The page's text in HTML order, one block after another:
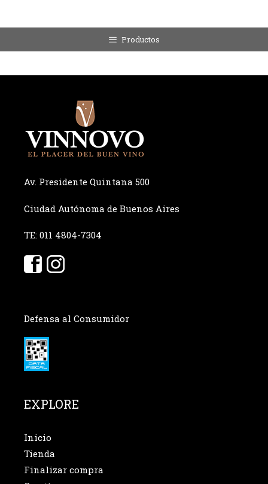
Productos
Av. Presidente Quintana 500
Ciudad Autónoma de Buenos Aires
TE: 011 4804-7304
Defensa al Consumidor
EXPLORE
Inicio
Tienda
Finalizar compra